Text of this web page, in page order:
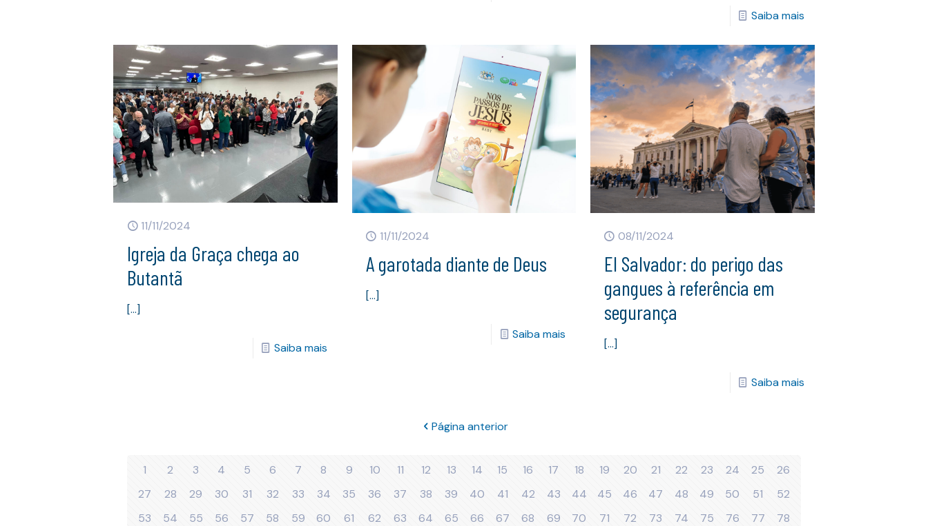
Saiba mais
11/11/2024
Igreja da Graça chega ao
Butantã
[…]
Saiba mais
11/11/2024
A garotada diante de Deus
[…]
Saiba mais
08/11/2024
El Salvador: do perigo das
gangues à referência em
segurança
[…]
Saiba mais
Página anterior
1 2 3 4 5 6 7 8 9 10 11 12 13 14 15 16 17 18 19 20 21 22 23 24 25
26
27
28 29 30 31 32 33 34 35 36 37 38 39 40 41 42 43 44 45 46 47 48 49 50 51
52
53
54 55 56 57 58 59 60 61 62 63 64 65 66 67 68 69 70 71 72 73 74 75 76 77
78